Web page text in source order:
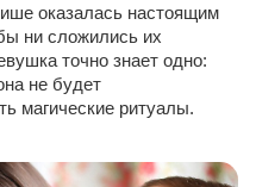
оказалась настоящим
ни сложились их
точно знает одно:
не будет
магические ритуалы.